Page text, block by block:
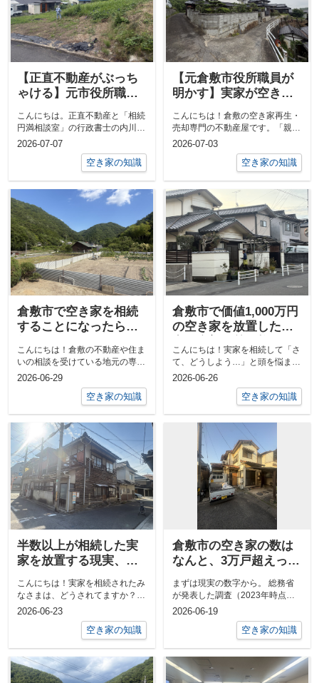
【正直不動産がぶっち
ゃける】元市役所職員
敷の空き家売却のヒド
すぎる裏舞台
こんにちは。正直不動産と「相続
円満相談室」の行政書士の内川で
す。 私は元倉敷市職員として2...
2026-07-07
空き家の知識
【元倉敷市役所職員が
明かす】実家が空き家
からできる「損しない
ための3つの仕込み」ー
【倉敷市】の空き家に
なる前の準備の相談は
正直不動産へー
こんにちは！倉敷の空き家再生・
売却専門の不動産屋です。「親が
施設に入ることになった」「実家
2026-07-03
空き家の知識
倉敷市で空き家を相続
することになったら、
という問いに答えま
す！
こんにちは！倉敷の不動産や住ま
いの相談を受けている地元の専門
家です。「実家が空き家になっち
2026-06-29
空き家の知識
倉敷市で価値1,000万円
の空き家を放置した場
す！ー【倉敷市】で空
き家のことは正直不動
こんにちは！実家を相続して「さ
て、どうしよう…」と頭を悩ませ
ているみなさま、心配されること
2026-06-26
空き家の知識
半数以上が相続した実
家を放置する現実、あ
か？ー【倉敷市】で空
き家を放置するのが主
こんにちは！実家を相続されたみ
なさまは、どうされてますか？
「親が亡くなって実家を継いだけ
2026-06-23
空き家の知識
倉敷市の空き家の数は
なんと、3万戸超えって
まずは現実の数字から。 総務省
が発表した調査（2023年時点）
によると、倉敷市内にある空き家
2026-06-19
空き家の知識